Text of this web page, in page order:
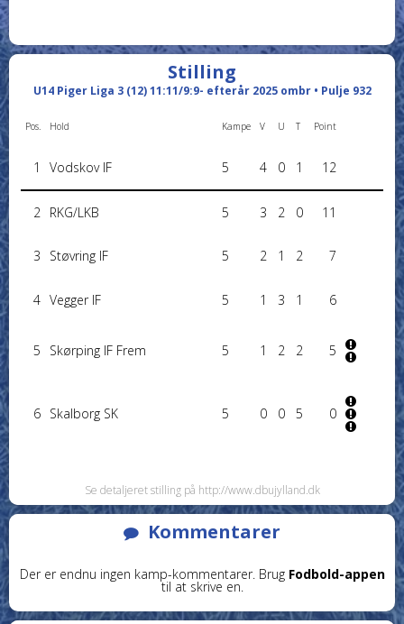
Stilling
U14 Piger Liga 3 (12) 11:11/9:9- efterår 2025 ombr • Pulje 932
Pos. Hold Kampe V U T Point
1 Vodskov IF 5 4 0 1 12
2 RKG/LKB 5 3 2 0 11
3 Støvring IF 5 2 1 2 7
4 Vegger IF 5 1 3 1 6
5 Skørping IF Frem 5 1 2 2 5
6 Skalborg SK 5 0 0 5 0
Se detaljeret stilling på http://www.dbujylland.dk
Kommentarer
Der er endnu ingen kamp-kommentarer. Brug Fodbold-appen
til at skrive en.